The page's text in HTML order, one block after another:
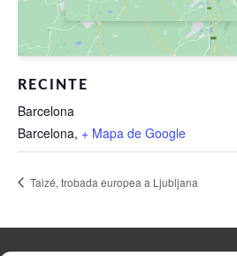
RECINTE
Barcelona
Barcelona, + Mapa de Google
Taizé, trobada europea a Ljubljana